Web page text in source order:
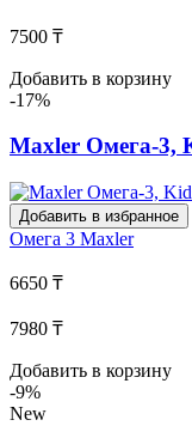
7500 ₸
Добавить в корзину
-17%
Maxler Омега-3,
Добавить в избранное
Омега 3 Maxler
6650 ₸
7980 ₸
Добавить в корзину
-9%
New